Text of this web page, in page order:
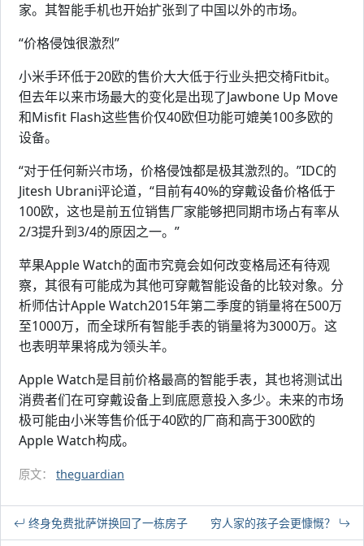
家。其智能手机也开始扩张到了中国以外的市场。
“价格侵蚀很激烈”
小米手环低于20欧的售价大大低于行业头把交椅Fitbit。
但去年以来市场最大的变化是出现了Jawbone Up Move
和Misfit Flash这些售价仅40欧但功能可媲美100多欧的
设备。
“对于任何新兴市场，价格侵蚀都是极其激烈的。”IDC的
Jitesh Ubrani评论道，“目前有40%的穿戴设备价格低于
100欧，这也是前五位销售厂家能够把同期市场占有率从
2/3提升到3/4的原因之一。”
苹果Apple Watch的面市究竟会如何改变格局还有待观
察，其很有可能成为其他可穿戴智能设备的比较对象。分
析师估计Apple Watch2015年第二季度的销量将在500万
至1000万，而全球所有智能手表的销量将为3000万。这
也表明苹果将成为领头羊。
Apple Watch是目前价格最高的智能手表，其也将测试出
消费者们在可穿戴设备上到底愿意投入多少。未来的市场
极可能由小米等售价低于40欧的厂商和高于300欧的
Apple Watch构成。
原文： theguardian
终身免费批萨饼换回了一栋房子 穷人家的孩子会更慷慨？